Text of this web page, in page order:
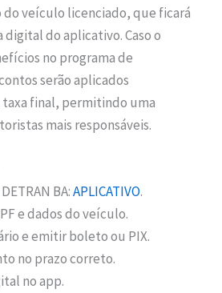
veículo licenciado, que ficará
do aplicativo. Caso o
no programa de
serão aplicados
final, permitindo uma
mais responsáveis.
BA:APLICATIVO.
e dados do veículo.
e emitir boleto ou PIX.
no prazo correto.
no app.